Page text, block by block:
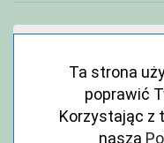
Ta strona
poprawić
Korzystając z
naszą